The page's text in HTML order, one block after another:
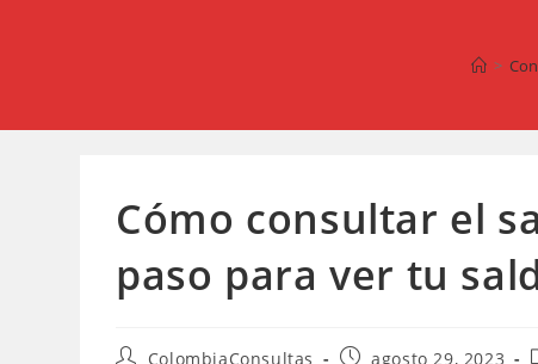
>
Cómo consultar el
paso para ver tu
AutorColombiaConsultas
Publicación
agosto 29, 2023